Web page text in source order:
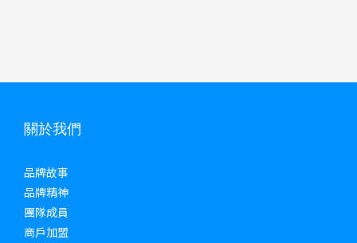
關於我們
品牌故事
品牌精神
團隊成員
商戶加盟